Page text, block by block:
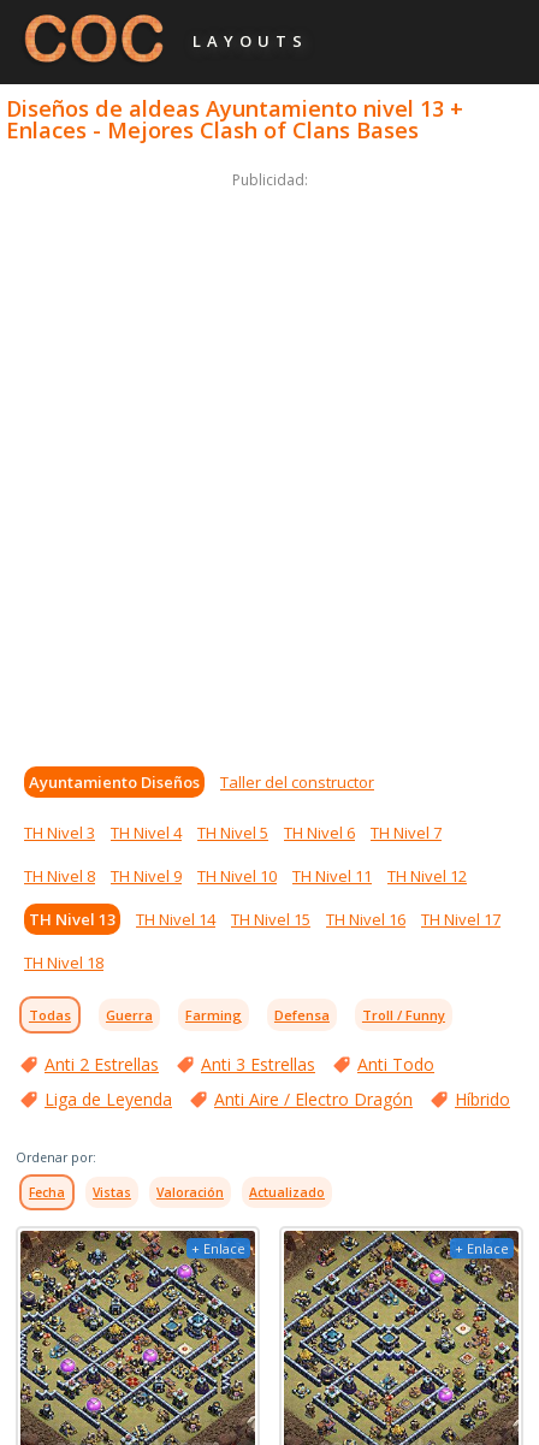
LAYOUTS
Diseños de aldeas Ayuntamiento nivel 13 +
Enlaces - Mejores Clash of Clans Bases
Publicidad:
Ayuntamiento Diseños Taller del constructor
TH Nivel 3 TH Nivel 4 TH Nivel 5 TH Nivel 6
TH Nivel 7
TH Nivel 8
TH Nivel 9 TH Nivel 10 TH Nivel 11
TH Nivel 12
TH Nivel 13
TH Nivel 14 TH Nivel 15 TH Nivel 16
TH Nivel 17
TH Nivel 18
Todas Guerra Farming Defensa Troll / Funny
Anti 2 Estrellas Anti 3 Estrellas
Anti Todo
Liga de Leyenda
Anti Aire / Electro Dragón Híbrido
Ordenar por:
Fecha Vistas Valoración Actualizado
+ Enlace + Enlace